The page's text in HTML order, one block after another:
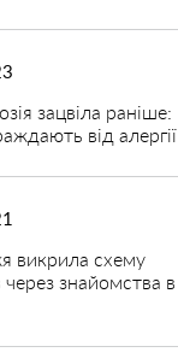
зацвіла раніше:
від алергії
викрила схему
через знайомства в